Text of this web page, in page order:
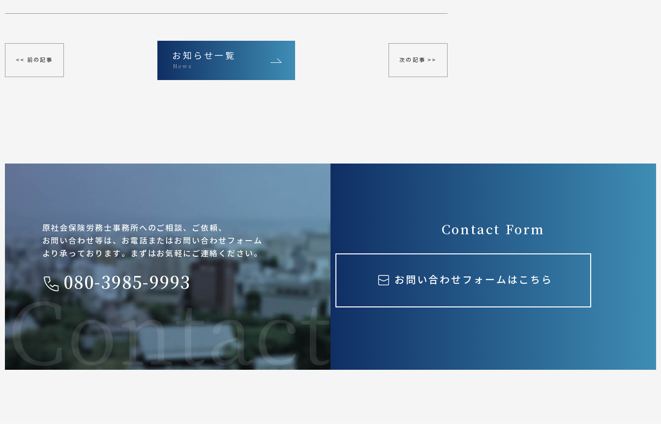
<< 前の記事 次の記事 >>
お知らせ一覧
News
原社会保険労務士事務所へのご相談、ご依頼、
お問い合わせ等は、お電話またはお問い合わせフォーム
より承っております。まずはお気軽にご連絡ください。
080-3985-9993
Contact Form
お問い合わせフォームはこちら